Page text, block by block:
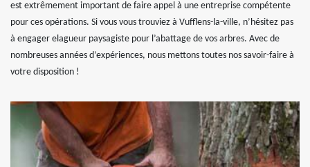
est extrêmement important de faire appel à une entreprise compétente
pour ces opérations. Si vous vous trouviez à Vufflens-la-ville, n’hésitez pas
à engager elagueur paysagiste pour l’abattage de vos arbres. Avec de
nombreuses années d’expériences, nous mettons toutes nos savoir-faire à
votre disposition !